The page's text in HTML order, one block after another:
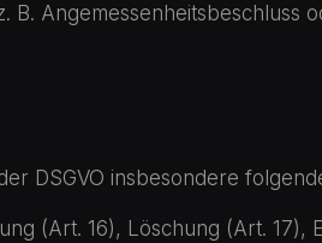
B. Angemessenheitsbeschluss
DSGVO insbesondere
(Art. 16), Löschung (Art. 17),